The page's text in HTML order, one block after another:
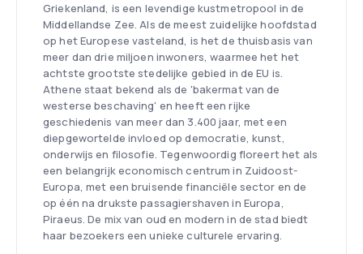
Griekenland, is een levendige kustmetropool in de
Middellandse Zee. Als de meest zuidelijke hoofdstad
op het Europese vasteland, is het de thuisbasis van
meer dan drie miljoen inwoners, waarmee het het
achtste grootste stedelijke gebied in de EU is.
Athene staat bekend als de 'bakermat van de
westerse beschaving' en heeft een rijke
geschiedenis van meer dan 3.400 jaar, met een
diepgewortelde invloed op democratie, kunst,
onderwijs en filosofie. Tegenwoordig floreert het als
een belangrijk economisch centrum in Zuidoost-
Europa, met een bruisende financiële sector en de
op één na drukste passagiershaven in Europa,
Piraeus. De mix van oud en modern in de stad biedt
haar bezoekers een unieke culturele ervaring.